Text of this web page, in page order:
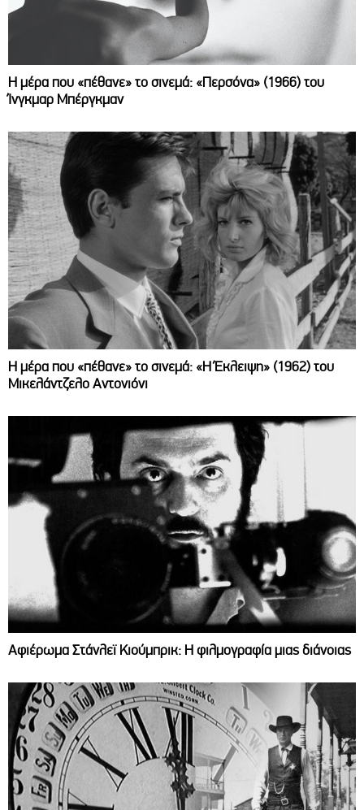
Η μέρα που «πέθανε» το σινεμά: «Περσόνα» (1966) του
Ίνγκμαρ Μπέργκμαν
Η μέρα που «πέθανε» το σινεμά: «Η Έκλειψη» (1962) του
Μικελάντζελο Αντονιόνι
Αφιέρωμα Στάνλεϊ Κιούμπρικ: Η φιλμογραφία μιας διάνοιας